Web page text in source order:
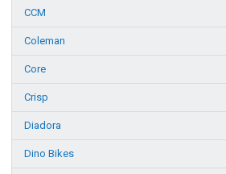
CCM
Coleman
Core
Crisp
Diadora
Dino Bikes